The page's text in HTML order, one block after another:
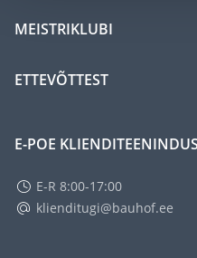
MEISTRIKLUBI
ETTEVÕTTEST
E-POE KLIENDITEENINDUS
E-R 8:00-17:00
klienditugi@bauhof.ee